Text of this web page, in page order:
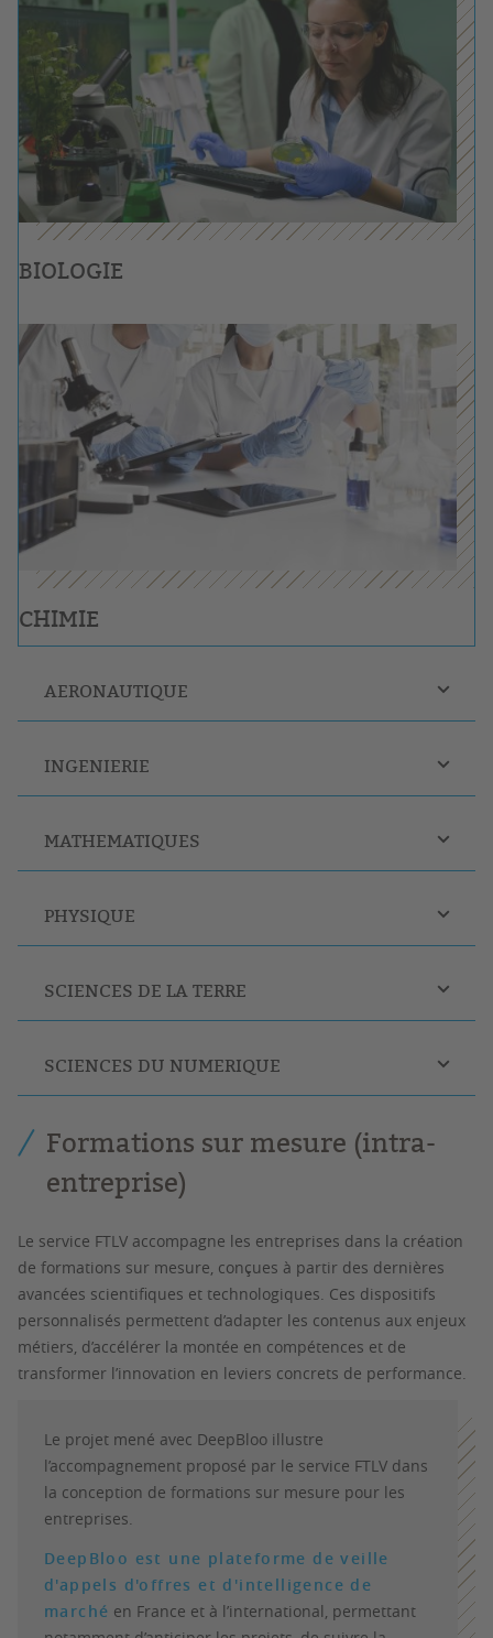
BIOLOGIE
CHIMIE
AERONAUTIQUE
INGENIERIE
MATHEMATIQUES
PHYSIQUE
SCIENCES DE LA TERRE
SCIENCES DU NUMERIQUE
Formations sur mesure (intra-
entreprise)
Le service FTLV accompagne les entreprises dans la création
de formations sur mesure, conçues à partir des dernières
avancées scientifiques et technologiques. Ces dispositifs
personnalisés permettent d’adapter les contenus aux enjeux
métiers, d’accélérer la montée en compétences et de
transformer l’innovation en leviers concrets de performance.
Le projet mené avec DeepBloo illustre
l’accompagnement proposé par le service FTLV dans
la conception de formations sur mesure pour les
entreprises.
DeepBloo est une plateforme de veille
d'appels d'offres et d'intelligence de
marché en France et à l’international, permettant